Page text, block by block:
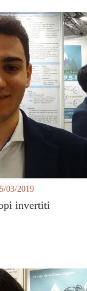
03/2019
invertiti